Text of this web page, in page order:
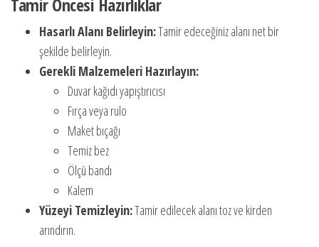
Hasarlı Alanı Belirleyin:Tamir edeceğiniz alanı net bir
şekilde belirleyin.
Gerekli Malzemeleri Hazırlayın:
Duvar kağıdı yapıştırıcısı
Fırça veya rulo
Maket bıçağı
Temiz bez
Ölçü bandı
Kalem
Yüzeyi Temizleyin:Tamir edilecek alanı toz ve kirden
arındırın.